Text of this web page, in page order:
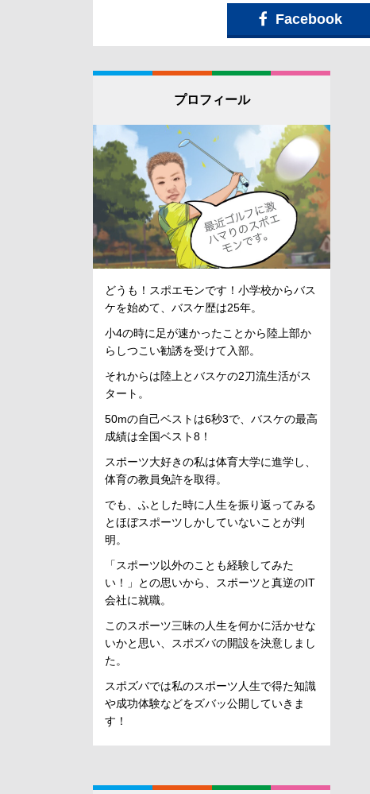
Facebook
プロフィール
どうも！スポエモンです！小学校からバス
ケを始めて、バスケ歴は25年。
小4の時に足が速かったことから陸上部か
らしつこい勧誘を受けて入部。
それからは陸上とバスケの2刀流生活がス
タート。
50mの自己ベストは6秒3で、バスケの最高
成績は全国ベスト8！
スポーツ大好きの私は体育大学に進学し、
体育の教員免許を取得。
でも、ふとした時に人生を振り返ってみる
とほぼスポーツしかしていないことが判
明。
「スポーツ以外のことも経験してみた
い！」との思いから、スポーツと真逆のIT
会社に就職。
このスポーツ三昧の人生を何かに活かせな
いかと思い、スポズバの開設を決意しまし
た。
スポズバでは私のスポーツ人生で得た知識
や成功体験などをズバッ公開していきま
す！